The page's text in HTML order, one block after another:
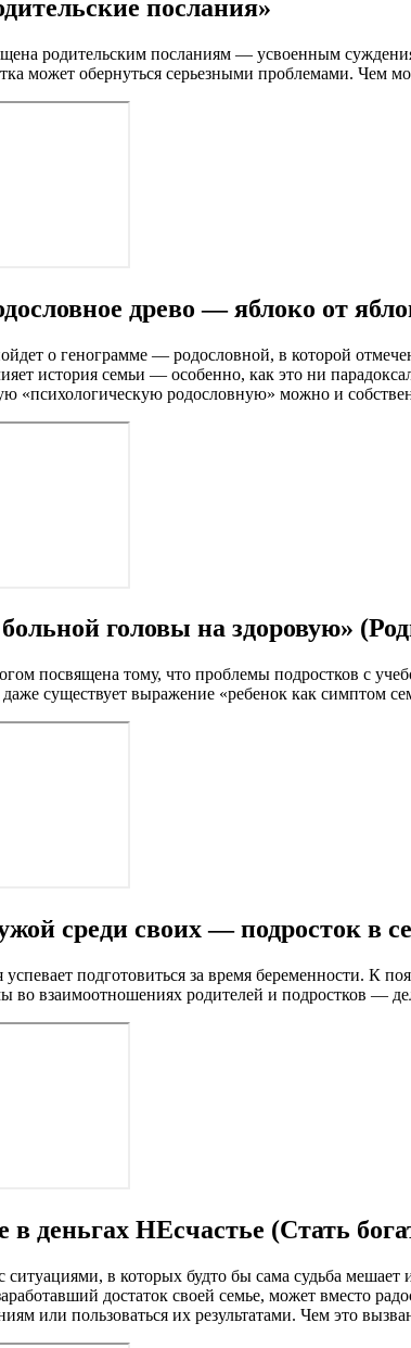
послания»
родительским посланиям — усвоенным
может обернуться серьезными проблемами. Чем
древо — яблоко от
о генограмме — родословной, в которой
история семьи — особенно, как это ни
«психологическую родословную» можно и
головы на здоровую»
посвящена тому, что проблемы подростков с
существует выражение «ребенок как симптом
среди своих — подросток в
подготовиться за время беременности. К
во взаимоотношениях родителей и подростков —
деньгах НЕсчастье (Стать
ситуациями, в которых будто бы сама судьба
достаток своей семье, может вместо
или пользоваться их результатами. Чем это